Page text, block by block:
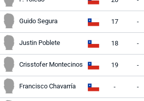
Guido Segura 17 -
Justin Poblete 18 -
Crisstofer Montecinos 19 -
Francisco Chavarría - -